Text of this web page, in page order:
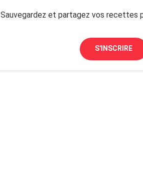
Sauvegardez et partagez vos recettes
S'INSCRIRE